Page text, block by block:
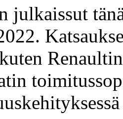
julkaissut